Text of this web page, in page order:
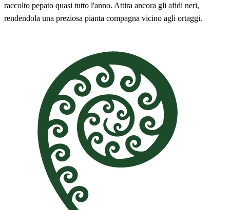
raccolto pepato quasi tutto l'anno. Attira ancora gli afidi neri,
rendendola una preziosa pianta compagna vicino agli ortaggi.